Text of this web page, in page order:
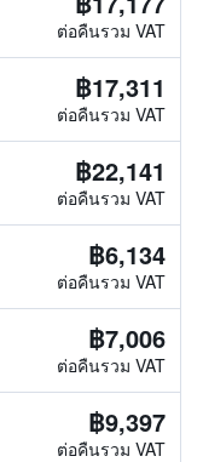
ต่อคืนรวม VAT
฿17,311
ต่อคืนรวม VAT
฿22,141
ต่อคืนรวม VAT
฿6,134
ต่อคืนรวม VAT
฿7,006
ต่อคืนรวม VAT
฿9,397
ต่อคืนรวม VAT